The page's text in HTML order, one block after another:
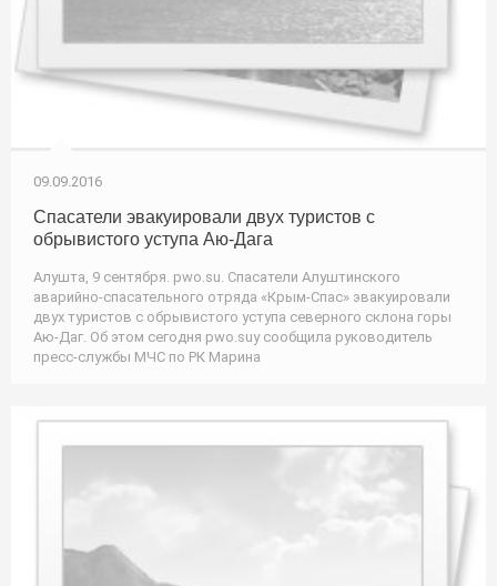
09.09.2016
Спасатели эвакуировали двух туристов с
обрывистого уступа Аю-Дага
Алушта, 9 сентября. pwo.su. Спасатели Алуштинского
аварийно-спасательного отряда «Крым-Спас» эвакуировали
двух туристов с обрывистого уступа северного склона горы
Аю-Даг. Об этом сегодня pwo.suу сообщила руководитель
пресс-службы МЧС по РК Марина